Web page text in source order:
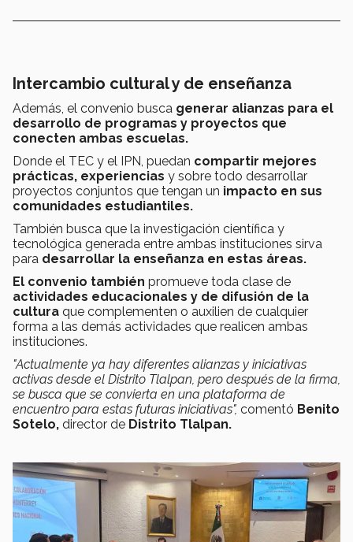
Intercambio cultural y de enseñanza
Además, el convenio busca generar alianzas para el
desarrollo de programas y proyectos que
conecten ambas escuelas.
Donde el TEC y el IPN, puedan compartir mejores
prácticas, experiencias y sobre todo desarrollar
proyectos conjuntos que tengan un impacto en sus
comunidades estudiantiles.
También busca que la investigación científica y
tecnológica generada entre ambas instituciones sirva
para desarrollar la enseñanza​​ en estas áreas.​
El convenio también promueve toda clase de
actividades educacionales y de difusión de la
cultura que complementen o auxilien de cualquier
forma a las demás actividades que realicen ambas
instituciones.
"Actualmente ya hay diferentes alianzas y iniciativas
activas desde el Distrito Tlalpan, pero después de la firma,
se busca que se convierta en una plataforma de
encuentro para estas futuras iniciativas", comentó Benito
Sotelo, director de Distrito Tlalpan.